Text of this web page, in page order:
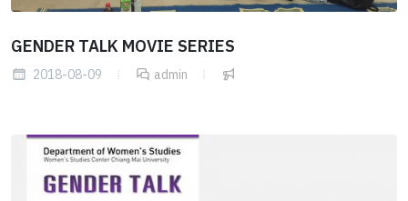
GENDER TALK MOVIE SERIES
2018-08-09 admin